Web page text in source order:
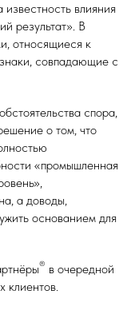
влияния
результат». В
относящиеся к
совпадающие с
спора,
о том, что
«промышленная
а доводы,
основанием для
® в очередной
клиентов.